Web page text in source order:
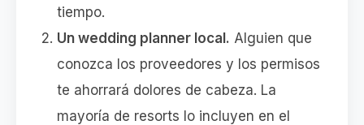
tiempo.
Un wedding planner local. Alguien que
conozca los proveedores y los permisos
te ahorrará dolores de cabeza. La
mayoría de resorts lo incluyen en el